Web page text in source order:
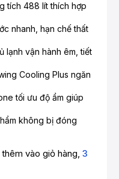
tích 488 lít thích hợp
nhanh, hạn chế thất
lạnh vận hành êm, tiết
Cooling Plus ngăn
tối ưu độ ẩm giúp
không bị đóng
vào giỏ hàng, 3